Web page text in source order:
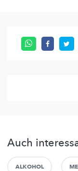
Auch
ALKOHOL